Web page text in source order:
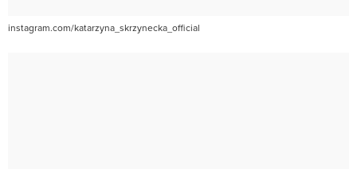
instagram.com/katarzyna_skrzynecka_official